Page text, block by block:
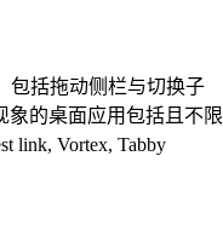
包括拖动侧栏与切换子
象的桌面应用包括且不限
link, Vortex, Tabby